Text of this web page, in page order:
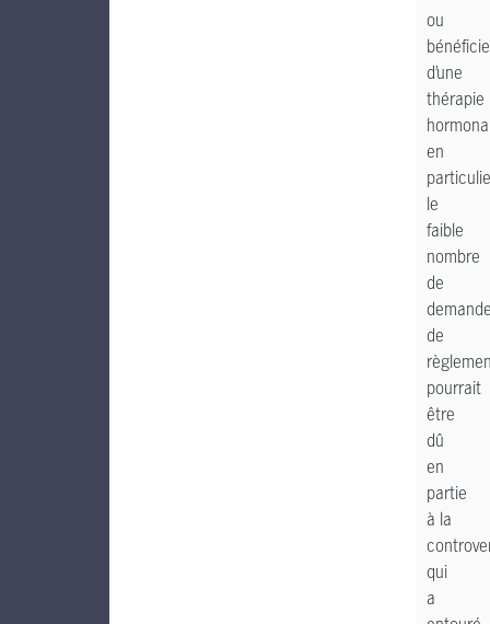
ou
d’une
thérapie
en
le
faible
nombre
de
de
pourrait
être
dû
en
partie
à la
qui
a